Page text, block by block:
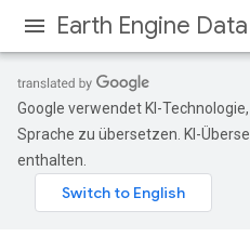
Earth Engine
Google verwendet KI-
Sprache zu übersetzen. KI-
enthalten.